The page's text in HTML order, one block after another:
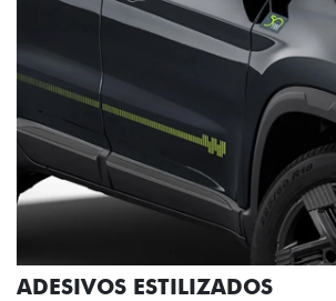
ADESIVOS ESTILIZADOS